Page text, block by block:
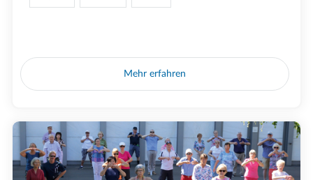
Mehr erfahren